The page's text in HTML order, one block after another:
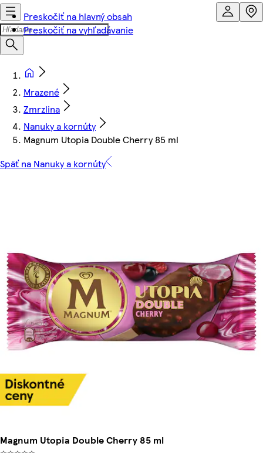
Preskočiť na hlavný obsah
Preskočiť na vyhľadávanie
Mrazené
Zmrzlina
Nanuky a kornúty
Magnum Utopia Double Cherry 85 ml
Späť na Nanuky a kornúty
Magnum Utopia Double Cherry 85 ml